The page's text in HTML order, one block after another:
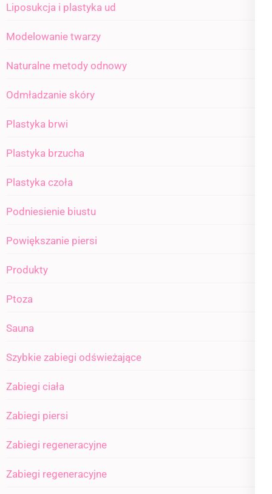
Liposukcja i plastyka ud
Modelowanie twarzy
Naturalne metody odnowy
Odmładzanie skóry
Plastyka brwi
Plastyka brzucha
Plastyka czoła
Podniesienie biustu
Powiększanie piersi
Produkty
Ptoza
Sauna
Szybkie zabiegi odświeżające
Zabiegi ciała
Zabiegi piersi
Zabiegi regeneracyjne
Zabiegi regeneracyjne